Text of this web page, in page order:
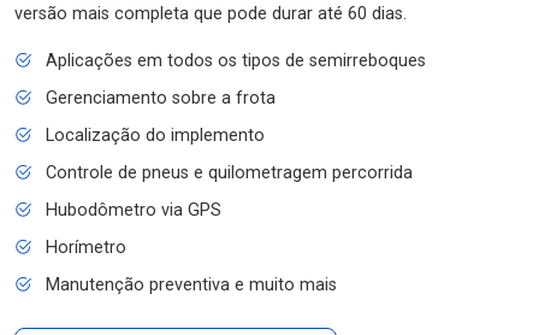
versão mais completa que pode durar até 60 dias.
Aplicações em todos os tipos de semirreboques
Gerenciamento sobre a frota
Localização do implemento
Controle de pneus e quilometragem percorrida
Hubodômetro via GPS
Horímetro
Manutenção preventiva e muito mais